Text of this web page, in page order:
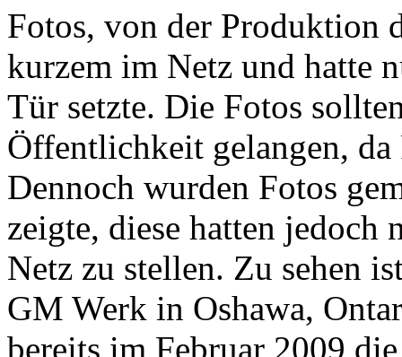
Fotos, von der Produktion
kurzem im Netz und hatte
Tür setzte. Die Fotos
Öffentlichkeit gelangen,
Dennoch wurden Fotos
zeigte, diese hatten jedoch
Netz zu stellen. Zu sehen
GM Werk in Oshawa,
bereits im Februar 2009